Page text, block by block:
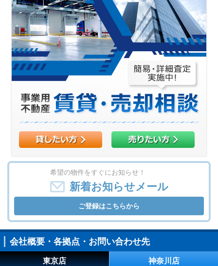
希望の物件をすぐにお知らせ！
新着お知らせメール
ご登録はこちらから
会社概要・各拠点・お問い合わせ先
東京店 神奈川店